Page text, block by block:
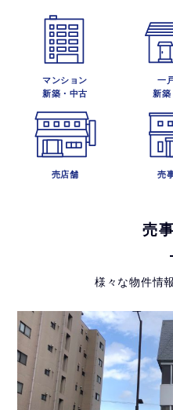
マンション
新築・中古
一
新築
売店舗 売
売
様々な物件情